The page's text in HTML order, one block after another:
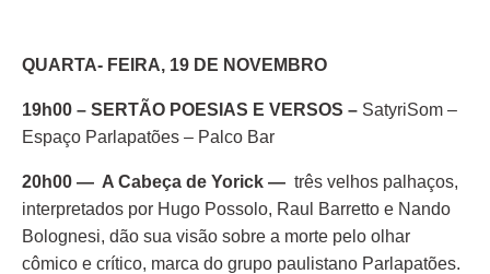
QUARTA- FEIRA, 19 DE NOVEMBRO
19h00 – SERTÃO POESIAS E VERSOS – SatyriSom –
Espaço Parlapatões – Palco Bar
20h00 — A Cabeça de Yorick — três velhos palhaços,
interpretados por Hugo Possolo, Raul Barretto e Nando
Bolognesi, dão sua visão sobre a morte pelo olhar
cômico e crítico, marca do grupo paulistano Parlapatões.